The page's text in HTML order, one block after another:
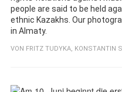
people are said to be held
ethnic Kazakhs. Our
in Almaty.
VON FRITZ TUDYKA, KONSTANTIN